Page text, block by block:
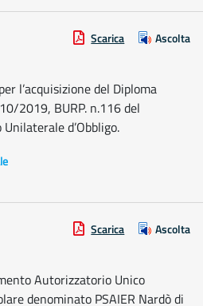
Scarica Ascolta
l’acquisizione del Diploma
2019, BURP. n.116 del
d’Obbligo.
Scarica Ascolta
Autorizzatorio Unico
denominato PSAIER Nardò di